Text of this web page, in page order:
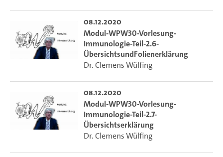
08.12.2020
Modul-WPW30-Vorlesung-
Immunologie-Teil-2.6-
ÜbersichtsundFolienerklärung
Dr. Clemens Wülfing
08.12.2020
Modul-WPW30-Vorlesung-
Immunologie-Teil-2.7-
Übersichtserklärung
Dr. Clemens Wülfing